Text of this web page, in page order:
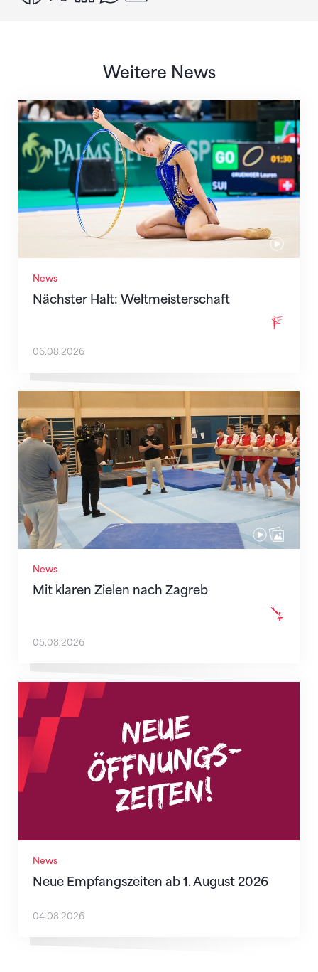
Weitere News
News
Nächster Halt: Weltmeisterschaft
Nächster Halt: Weltmeisterschaft
06.08.2026
News
Mit klaren Zielen nach Zagreb
Mit klaren Zielen nach Zagreb
05.08.2026
News
Neue Empfangszeiten ab 1. August 2026
Neue Empfangszeiten ab 1. August 2026
04.08.2026